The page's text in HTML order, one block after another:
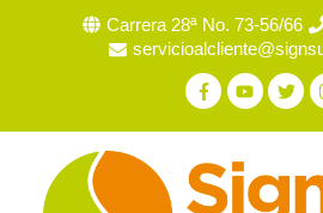
Carrera 28ª No. 73-56/66